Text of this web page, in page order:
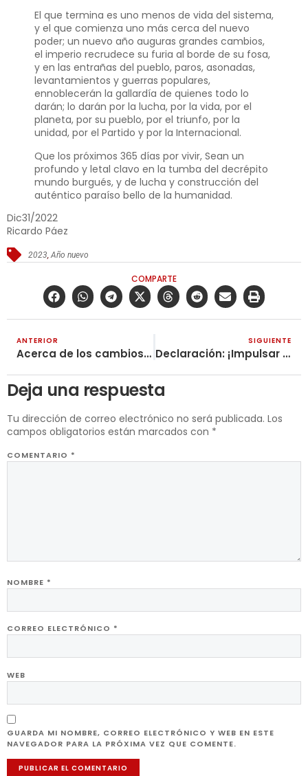
El que termina es uno menos de vida del sistema,
y el que comienza uno más cerca del nuevo
poder; un nuevo año auguras grandes cambios,
el imperio recrudece su furia al borde de su fosa,
y en las entrañas del pueblo, paros, asonadas,
levantamientos y guerras populares,
ennoblecerán la gallardía de quienes todo lo
darán; lo darán por la lucha, por la vida, por el
planeta, por su pueblo, por el triunfo, por la
unidad, por el Partido y por la Internacional.
Que los próximos 365 días por vivir, Sean un
profundo y letal clavo en la tumba del decrépito
mundo burgués, y de lucha y construcción del
auténtico paraíso bello de la humanidad.
Dic31/2022
Ricardo Páez
2023,Año nuevo
COMPARTE
ANTERIOR
Acerca de los cambios en la situación actual
SIGUIENTE
Declaración: ¡Impulsar la lucha revolucionaria contra los preparativos de guerra mundial imperialista!
Deja una respuesta
Tu dirección de correo electrónico no será publicada. Los
campos obligatorios están marcados con *
COMENTARIO *
NOMBRE *
CORREO ELECTRÓNICO *
WEB
GUARDA MI NOMBRE, CORREO ELECTRÓNICO Y WEB EN ESTE
NAVEGADOR PARA LA PRÓXIMA VEZ QUE COMENTE.